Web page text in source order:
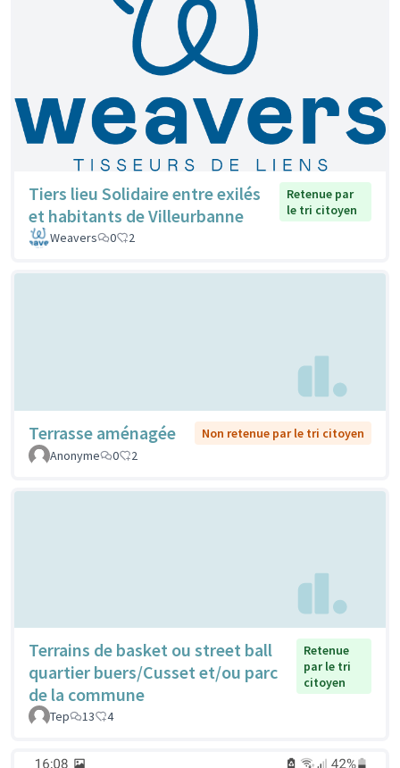
Tiers lieu Solidaire entre exilés
et habitants de Villeurbanne
Retenue par
le tri citoyen
Weavers
0 2
Terrasse aménagée
Non retenue par le tri citoyen
Anonyme
0 2
Terrains de basket ou street ball
quartier buers/Cusset et/ou parc
de la commune
Retenue
par le tri
citoyen
Tep 13 4